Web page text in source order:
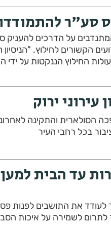
סע"ר
על הדרכים להעניק
הקשורים לחילוץ.
החילוץ הננקטות על ידי
האבידות בנפש", מסבירה
עירוני ירוק
הסולארית והתקינה
בכל רחבי העיר
עד הבית
לעודד את התושבים לפנות
לתרום לשמירה על איכות